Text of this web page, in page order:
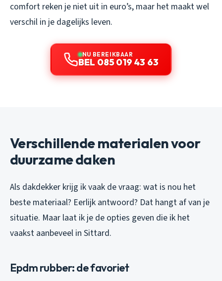
comfort reken je niet uit in euro’s, maar het maakt wel
verschil in je dagelijks leven.
NU BEREIKBAAR
BEL 085 019 43 63
Verschillende materialen voor
duurzame daken
Als dakdekker krijg ik vaak de vraag: wat is nou het
beste materiaal? Eerlijk antwoord? Dat hangt af van je
situatie. Maar laat ik je de opties geven die ik het
vaakst aanbeveel in Sittard.
Epdm rubber: de favoriet